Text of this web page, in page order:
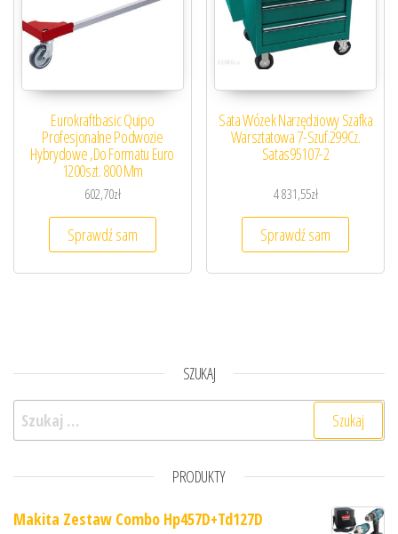
Eurokraftbasic Quipo
Profesjonalne Podwozie
Hybrydowe ,Do Formatu Euro
1200szt. 800 Mm
602,70zł
Sprawdź sam
Sata Wózek Narzędziowy Szafka
Warsztatowa 7-Szuf.299Cz.
Satas95107-2
4 831,55zł
Sprawdź sam
SZUKAJ
Szukaj:
PRODUKTY
Makita Zestaw Combo Hp457D+Td127D